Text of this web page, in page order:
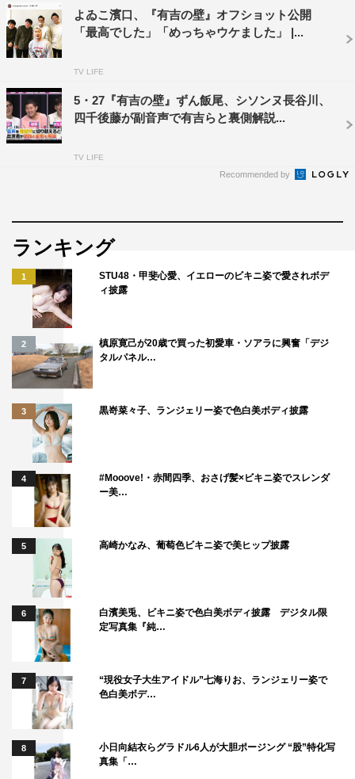
よゐこ濱口、『有吉の壁』オフショット公開
「最高でした」「めっちゃウケました」 |...
TV LIFE
5・27『有吉の壁』ずん飯尾、シソンヌ長谷川、
四千後藤が副音声で有吉らと裏側解説...
TV LIFE
Recommended by
ランキング
1
STU48・甲斐心愛、イエローのビキニ姿で愛されボデ
ィ披露
2
槙原寛己が20歳で買った初愛車・ソアラに興奮「デジ
タルパネル…
3 黒嵜菜々子、ランジェリー姿で色白美ボディ披露
4
#Mooove!・赤間四季、おさげ髪×ビキニ姿でスレンダ
ー美…
5 高崎かなみ、葡萄色ビキニ姿で美ヒップ披露
6
白濱美兎、ビキニ姿で色白美ボディ披露 デジタル限
定写真集『純…
7
“現役女子大生アイドル”七海りお、ランジェリー姿で
色白美ボデ…
8
小日向結衣らグラドル6人が大胆ポージング “股”特化写
真集「…